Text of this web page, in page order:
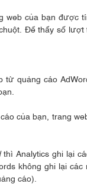
web của bạn được
Để thấy số
quảng cáo
của bạn, trang
thì Analytics ghi lại
không ghi lại các
cáo).